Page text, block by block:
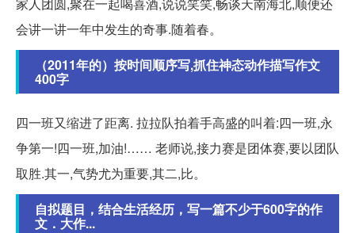
会讲一讲一年中发生的奇事.随着春。
（2011年的）按时间顺序写,抓住神态动作描写作文
400字
四一班又缩进了距离. 拉拉队拍着手高盛的叫着:四一班,永
争第一!四一班,加油!…… 老师说,接力赛是团体赛,要以团队
取胜.其一,气势尤为重要,其二,比。
自拟题目，结合生活经历，写一篇不少于600字的作
文．大作...